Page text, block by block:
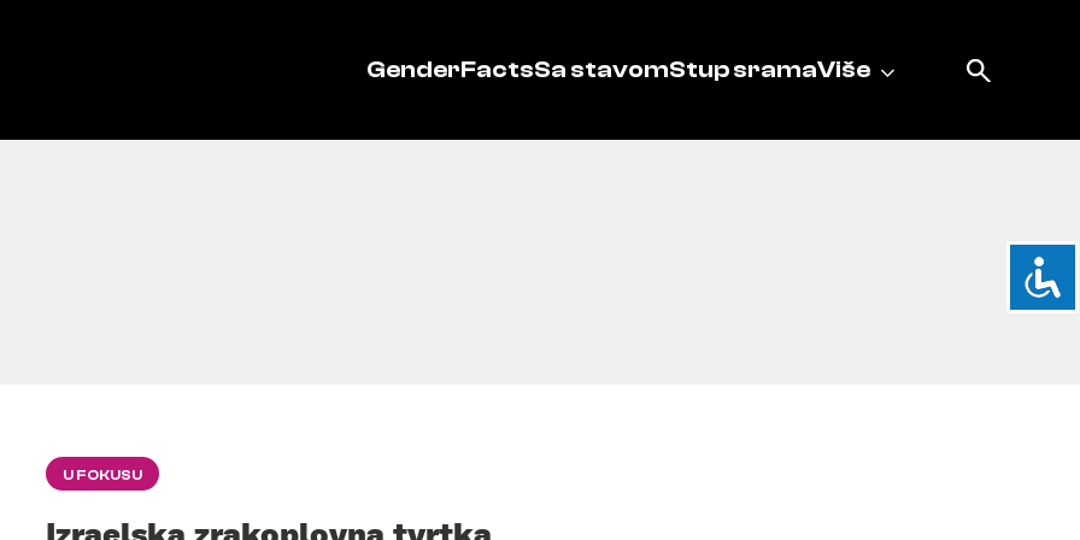
GenderFactsSa stavomStup sramaViše
U FOKUSU